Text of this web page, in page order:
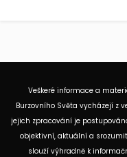
Veškeré informace a
Burzovního Světa vycházejí z
jejich zpracování je
objektivní, aktuální a
slouží výhradně k